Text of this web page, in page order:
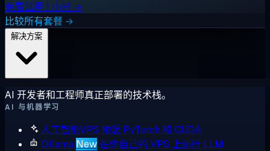
免费试用 1 小时 →
比较所有套餐 →
AI 开发者和工程师真正部署的技术栈。
AI 与机器学习
人工智能VPS 预装 PyTorch 和 CUDA
Ollama New在你自己的 VPS 上运行 LLM